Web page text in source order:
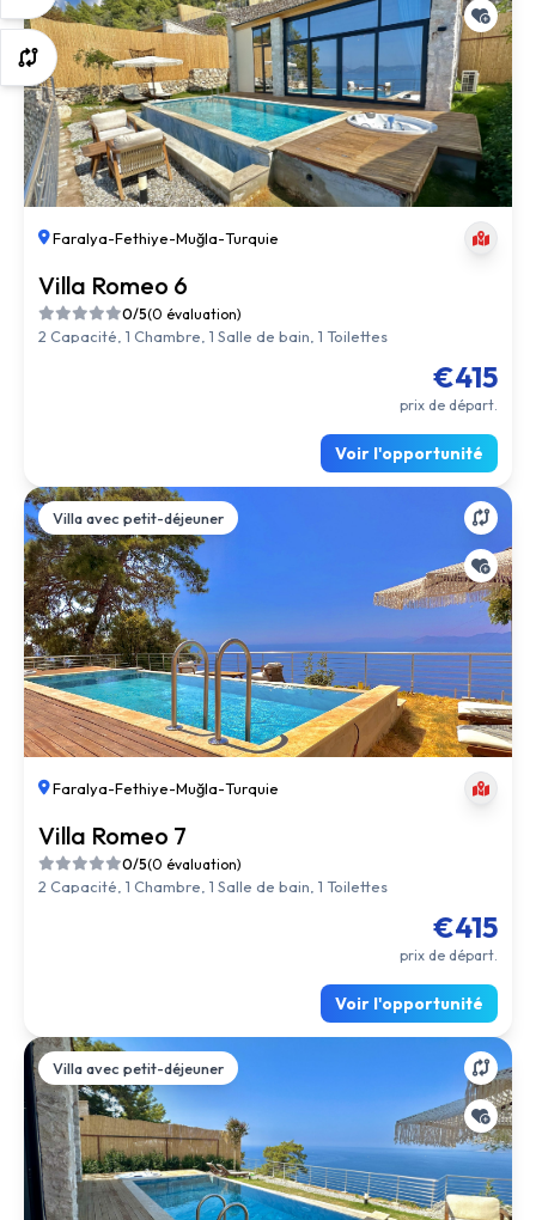
Faralya-Fethiye-Muğla-Turquie
Villa Romeo 6
0/5(0 évaluation)
2 Capacité, 1 Chambre, 1 Salle de bain, 1 Toilettes
€415
prix de départ.
Voir l'opportunité
Villa avec petit-déjeuner
Faralya-Fethiye-Muğla-Turquie
Villa Romeo 7
0/5(0 évaluation)
2 Capacité, 1 Chambre, 1 Salle de bain, 1 Toilettes
€415
prix de départ.
Voir l'opportunité
Villa avec petit-déjeuner